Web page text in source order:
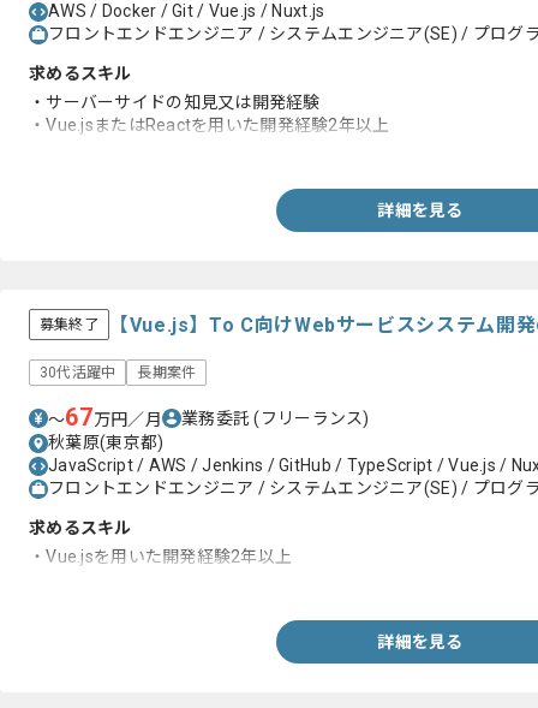
AWS / Docker / Git / Vue.js / Nuxt.js
フロントエンドエンジニア / システムエンジニア(SE) / プログ
求めるスキル
・サーバーサイドの知見又は開発経験
・Vue.jsまたはReactを用いた開発経験2年以上
詳細を見る
募集終了 【Vue.js】To C向けWebサービスシステム開
30代活躍中 長期案件
〜67万円／月 業務委託(フリーランス)
秋葉原(東京都)
JavaScript / AWS / Jenkins / GitHub / TypeScript / Vue.js /
フロントエンドエンジニア / システムエンジニア(SE) / プログ
求めるスキル
・Vue.jsを用いた開発経験2年以上
詳細を見る